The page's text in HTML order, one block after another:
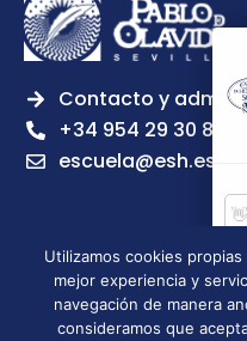
Contacto y
+34 954 29 30 81
escuela@esh.es
Aviso legal Política de
Política de
Utilizamos cookies
mejor experiencia y
navegación de manera
consideramos que